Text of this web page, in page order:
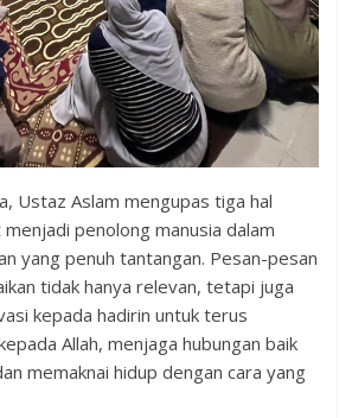
Ustaz Aslam mengupas tiga hal
penolong manusia dalam
yang penuh tantangan. Pesan-pesan
tidak hanya relevan, tetapi juga
kepada hadirin untuk terus
Allah, menjaga hubungan baik
memaknai hidup dengan cara yang